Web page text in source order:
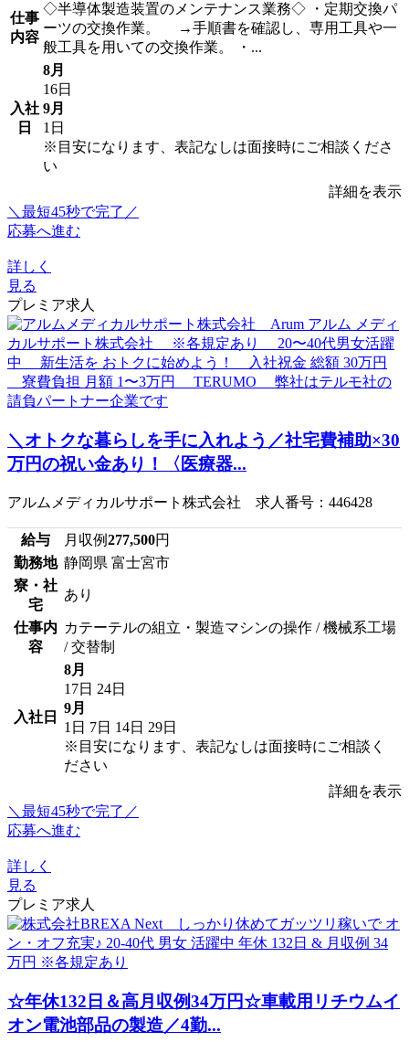
仕事
内容
◇半導体製造装置のメンテナンス業務◇ ・定期交換パ
ーツの交換作業。 →手順書を確認し、専用工具や一
般工具を用いての交換作業。 ・...
入社
日
8月
16日
9月
1日
※目安になります、表記なしは面接時にご相談くださ
い
詳細を表示
＼最短45秒で完了／
応募へ進む
詳しく
見る
プレミア求人
＼オトクな暮らしを手に入れよう／社宅費補助×30
万円の祝い金あり！〈医療器...
アルムメディカルサポート株式会社 求人番号：446428
給与 月収例277,500円
勤務地 静岡県 富士宮市
寮・社
宅
あり
仕事内
容
カテーテルの組立・製造マシンの操作 / 機械系工場
/ 交替制
入社日
8月
17日 24日
9月
1日 7日 14日 29日
※目安になります、表記なしは面接時にご相談く
ださい
詳細を表示
＼最短45秒で完了／
応募へ進む
詳しく
見る
プレミア求人
☆年休132日＆高月収例34万円☆車載用リチウムイ
オン電池部品の製造／4勤...